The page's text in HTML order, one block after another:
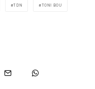
TDN TONI BOU